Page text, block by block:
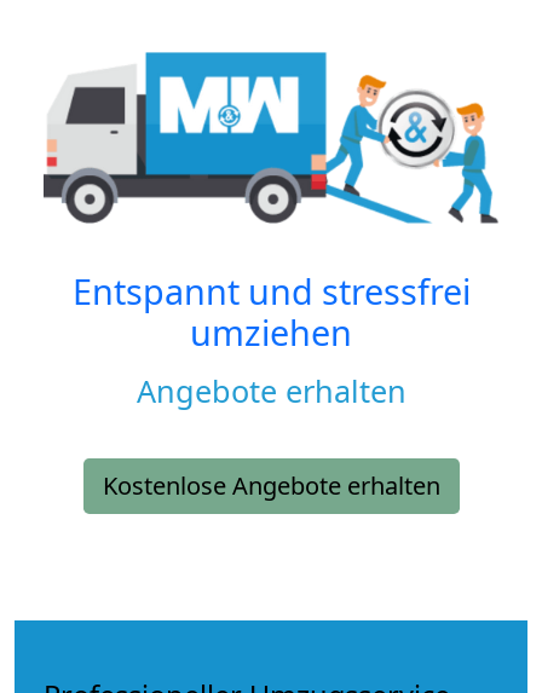
Entspannt und stressfrei
umziehen
Angebote erhalten
Kostenlose Angebote erhalten